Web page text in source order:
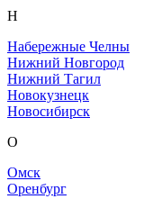
Н
Набережные Челны
Нижний Новгород
Нижний Тагил
Новокузнецк
Новосибирск
О
Омск
Оренбург